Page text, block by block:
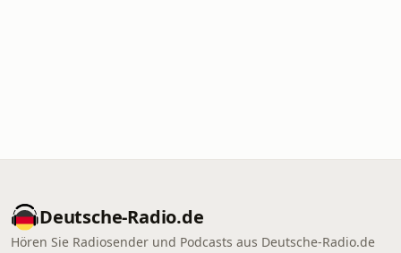
Deutsche-Radio.de
Hören Sie Radiosender und Podcasts aus Deutsche-Radio.de